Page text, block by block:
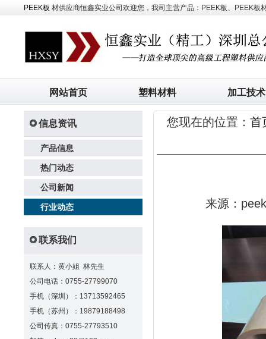
PEEK板 材供应商恒鑫实业公司欢迎您，我司主营产品：PEEK板、PEEK板
网站首页 塑料材料 加工技术
信息资讯
产品信息
热门动态
公司新闻
行业动态
联系我们
联系人：黄小姐 林先生
公司电话：0755-27799070
手机（深圳）：13713592465
手机（苏州）：19879188498
公司传真：0755-27793510
您现在的位置： 首
来源：